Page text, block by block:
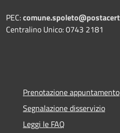
PEC:
Centralino Unico: 0743 2181
Prenotazione appuntamento
Segnalazione disservizio
Leggi le FAQ